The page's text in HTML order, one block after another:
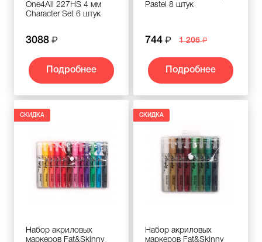
One4All 227HS 4 мм
Character Set 6 штук
3088
Подробнее
Pastel 8 штук
744 1 206
Подробнее
СКИДКА
Набор акриловых
маркеров Fat&Skinny
СКИДКА
Набор акриловых
маркеров Fat&Skinny